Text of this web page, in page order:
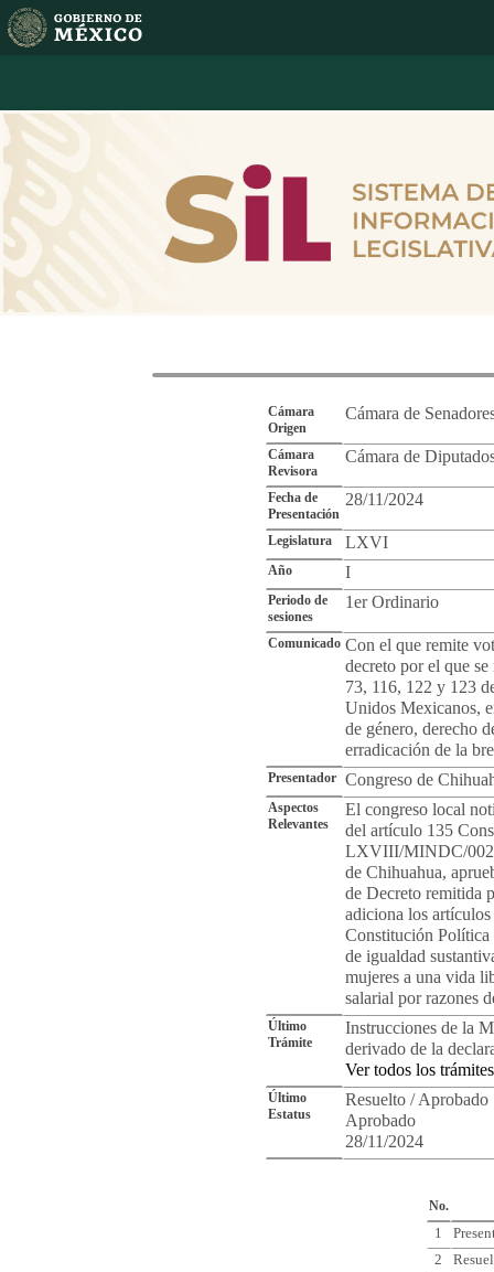
Cámara
Origen
Cámara de
Cámara
Revisora
Cámara de
Fecha de
Presentación
28/11/2024
Legislatura LXVI
Año I
Periodo de
sesiones
1er Ordinario
Comunicado Con el que remite
decreto por el que
73, 116, 122 y 123
Unidos Mexicanos,
de género, derecho
erradicación de la
Presentador Congreso de
Aspectos
Relevantes
El congreso local
del artículo 135
LXVIII/MINDC/
de Chihuahua,
de Decreto remitida
adiciona los
Constitución Política
de igualdad
mujeres a una vida
salarial por razones
Último
Trámite
Instrucciones de la
derivado de la
Ver todos los trámites
Último
Estatus
Resuelto / Aprobado
Aprobado
28/11/2024
No.
1
2